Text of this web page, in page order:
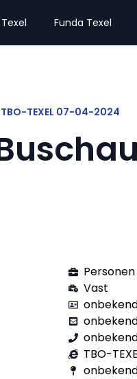
Funda Texel
TEXEL 07-04-2024
Vast
TBO-